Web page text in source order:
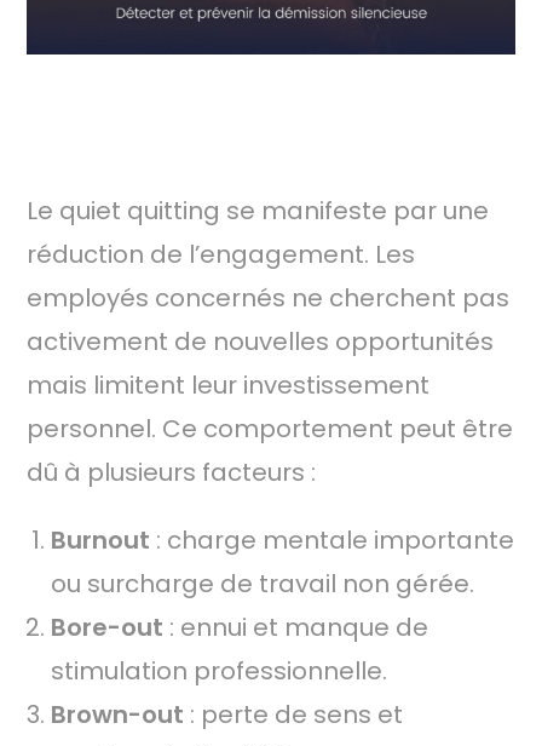
Le quiet quitting se manifeste par une
réduction de l’engagement. Les
employés concernés ne cherchent pas
activement de nouvelles opportunités
mais limitent leur investissement
personnel. Ce comportement peut être
dû à plusieurs facteurs :
Burnout : charge mentale importante
ou surcharge de travail non gérée.
Bore-out : ennui et manque de
stimulation professionnelle.
Brown-out : perte de sens et